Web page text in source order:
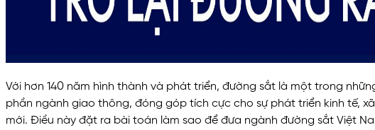
Với hơn 140 năm hình thành và phát triển, đường sắt là một trong
phần ngành giao thông, đóng góp tích cực cho sự phát triển kinh tế,
mới. Điều này đặt ra bài toán làm sao để đưa ngành đường sắt Việt